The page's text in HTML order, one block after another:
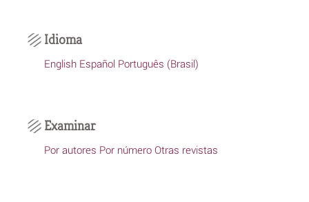
Idioma
English Español Português (Brasil)
Examinar
Por autores Por número Otras revistas